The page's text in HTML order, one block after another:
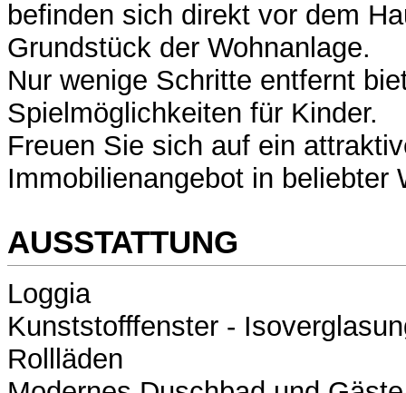
befinden sich direkt vor dem
Grundstück der Wohnanlage.
Nur wenige Schritte entfernt
Spielmöglichkeiten für Kinder.
Freuen Sie sich auf ein
Immobilienangebot in beliebter
AUSSTATTUNG
Loggia
Kunststofffenster -
Rollläden